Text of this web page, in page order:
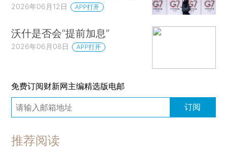
2026年06月12日 APP打开
沃什是否会“提前加息”
2026年06月08日 APP打开
免费订阅财新网主编精选版电邮
订阅
推荐阅读